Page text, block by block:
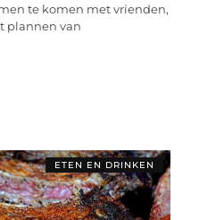
te komen met vrienden,
plannen van
ETEN EN DRINKEN